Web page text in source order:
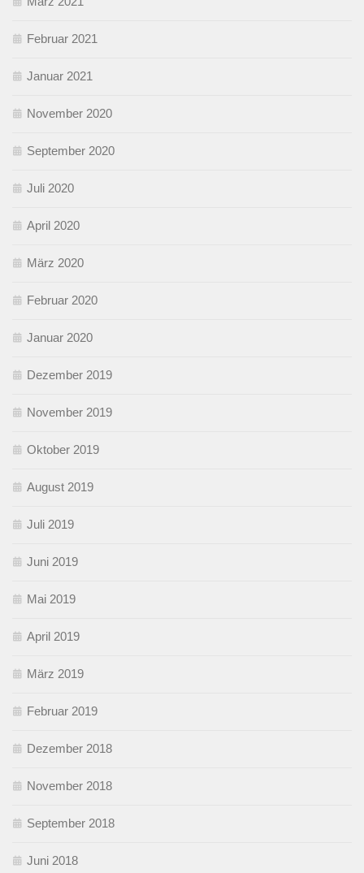
Februar 2021
Januar 2021
November 2020
September 2020
Juli 2020
April 2020
März 2020
Februar 2020
Januar 2020
Dezember 2019
November 2019
Oktober 2019
August 2019
Juli 2019
Juni 2019
Mai 2019
April 2019
März 2019
Februar 2019
Dezember 2018
November 2018
September 2018
Juni 2018